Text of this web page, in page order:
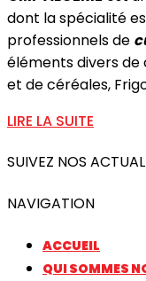
dont la spécialité
professionnels de
éléments divers de
et de céréales,
LIRE LA SUITE
SUIVEZ NOS
NAVIGATION
ACCUEIL
QUI SOMMES